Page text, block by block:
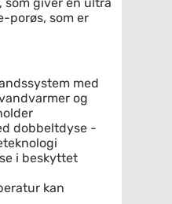
porøs, som er
med
og
dobbeltdyse -
i beskyttet
kan